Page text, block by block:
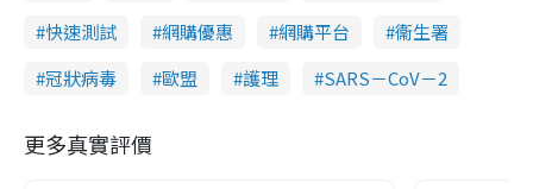
快速測試
網購優惠 網購平台
衞生署
冠狀病毒
歐盟 護理 SARS－CoV－2
更多真實評價